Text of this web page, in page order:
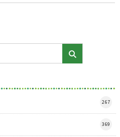
267
369